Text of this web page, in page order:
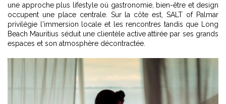
une approche plus lifestyle où gastronomie, bien-être et design
occupent une place centrale. Sur la côte est, SALT of Palmar
privilégie l'immersion locale et les rencontres tandis que Long
Beach Mauritius séduit une clientèle active attirée par ses grands
espaces et son atmosphère décontractée.